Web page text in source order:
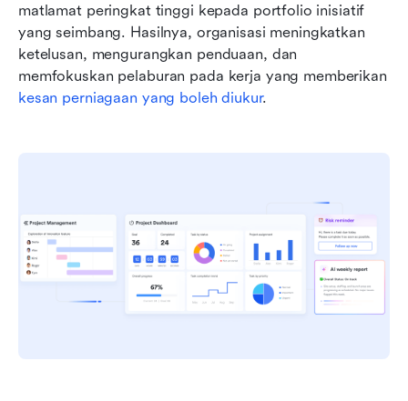
matlamat peringkat tinggi kepada portfolio inisiatif
yang seimbang. Hasilnya, organisasi meningkatkan
ketelusan, mengurangkan penduaan, dan
kesan perniagaan yang boleh diukur.